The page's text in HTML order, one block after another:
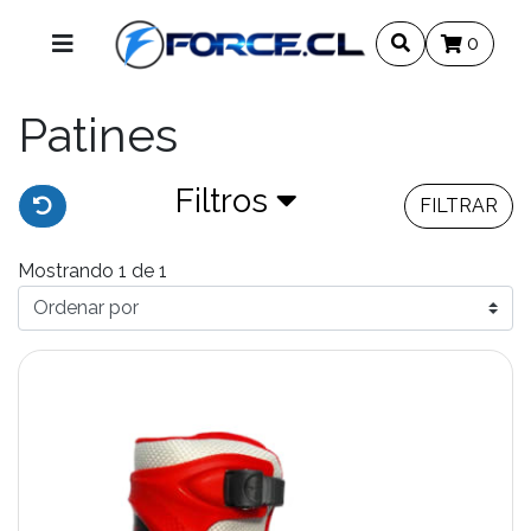
0
Patines
Filtros FILTRAR
Mostrando 1 de 1